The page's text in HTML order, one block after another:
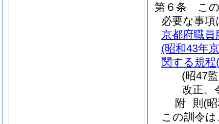
第６条
こ
必要な事項
京都府職員
(昭和43年
関する規程
(昭47
改正、
附 則 (
この訓令